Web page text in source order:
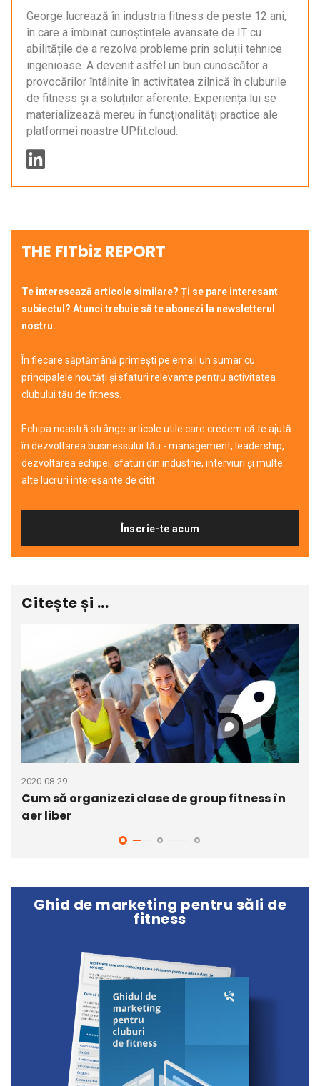
George lucrează în industria fitness de peste 12 ani,
în care a îmbinat cunoștințele avansate de IT cu
abilitățile de a rezolva probleme prin soluții tehnice
ingenioase. A devenit astfel un bun cunoscător a
provocărilor întâlnite în activitatea zilnică în cluburile
de fitness și a soluțiilor aferente. Experiența lui se
materializează mereu în funcționalități practice ale
platformei noastre UPfit.cloud.
THE FITbiz REPORT
Te interesează articole similare? Ți se pare interesant
subiectul? Atunci trebuie să te abonezi la newsletterul
nostru.
În fiecare săptămână primești pe email un sumar cu
principalele noutăți și sfaturi relevante pentru activitatea
clubului tău de fitness.
Echipa noastră strânge articole utile care credem că te ajută
în dezvoltarea businessului tău - management, leadership,
dezvoltarea echipei, sfaturi din industrie, interviuri și multe
alte lucruri interesante de citit.
Înscrie-te acum
Citește și ...
2020-08-29
Cum să organizezi clase de group fitness în
aer liber
Ghid de marketing pentru săli de
fitness